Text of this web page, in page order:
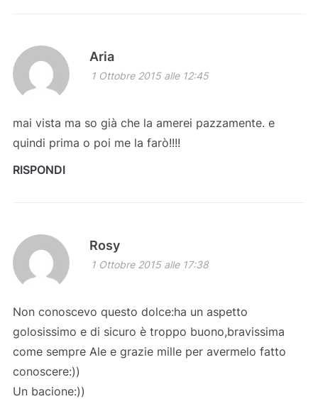
Aria
1 Ottobre 2015 alle 12:45
mai vista ma so già che la amerei pazzamente. e
quindi prima o poi me la farò!!!!
RISPONDI
Rosy
1 Ottobre 2015 alle 17:38
Non conoscevo questo dolce:ha un aspetto
golosissimo e di sicuro è troppo buono,bravissima
come sempre Ale e grazie mille per avermelo fatto
conoscere:))
Un bacione:))